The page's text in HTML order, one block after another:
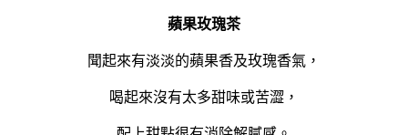
蘋果玫瑰茶
聞起來有淡淡的蘋果香及玫瑰香氣，
喝起來沒有太多甜味或苦澀，